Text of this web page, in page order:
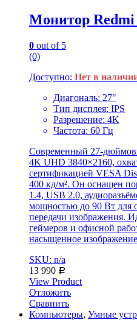
Монитор Redmi
0 out of 5
(0)
Доступно: Нет в
Диагональ: 27″
Тип дисплея: IPS
Разрешение: 4K
Частота: 60 Гц
Современный 27-
4K UHD 3840×2160,
сертификацией VESA
400 кд/м². Он оснащен
1.4, USB 2.0,
мощностью до 90 Вт для
передачи изображения.
геймеров и офисной
насыщенное
SKU: n/a
13 990 Р
View Product
Отложить
Сравнить
Компьютеры, Умные